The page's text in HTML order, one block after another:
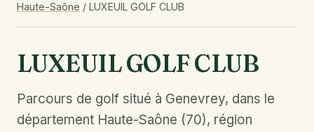
Haute-Saône / LUXEUIL GOLF CLUB
LUXEUIL GOLF CLUB
Parcours de golf situé à Genevrey, dans le
département Haute-Saône (70), région